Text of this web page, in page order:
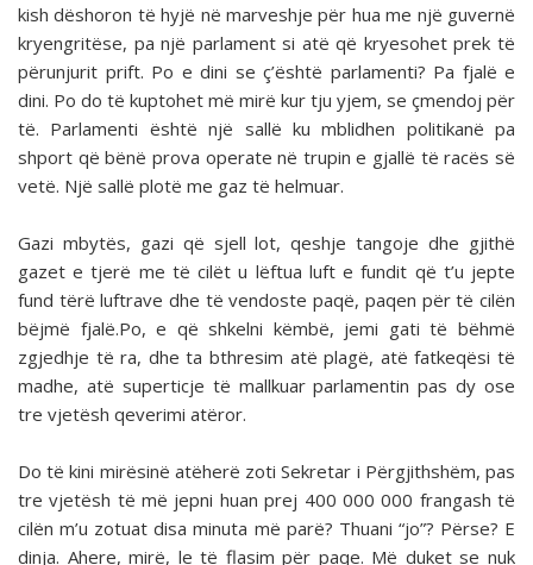
kish dëshoron të hyjë në marveshje për hua me një guvernë
kryengritëse, pa një parlament si atë që kryesohet prek të
përunjurit prift. Po e dini se ç’është parlamenti? Pa fjalë e
dini. Po do të kuptohet më mirë kur tju yjem, se çmendoj për
të. Parlamenti është një sallë ku mblidhen politikanë pa
shport që bënë prova operate në trupin e gjallë të racës së
vetë. Një sallë plotë me gaz të helmuar.
Gazi mbytës, gazi që sjell lot, qeshje tangoje dhe gjithë
gazet e tjerë me të cilët u lëftua luft e fundit që t’u jepte
fund tërë luftrave dhe të vendoste paqë, paqen për të cilën
bëjmë fjalë.Po, e që shkelni këmbë, jemi gati të bëhmë
zgjedhje të ra, dhe ta bthresim atë plagë, atë fatkeqësi të
madhe, atë superticje të mallkuar parlamentin pas dy ose
tre vjetësh qeverimi atëror.
Do të kini mirësinë atëherë zoti Sekretar i Përgjithshëm, pas
tre vjetësh të më jepni huan prej 400 000 000 frangash të
cilën m’u zotuat disa minuta më parë? Thuani “jo”? Përse? E
dinja. Ahere, mirë, le të flasim për paqe. Më duket se nuk